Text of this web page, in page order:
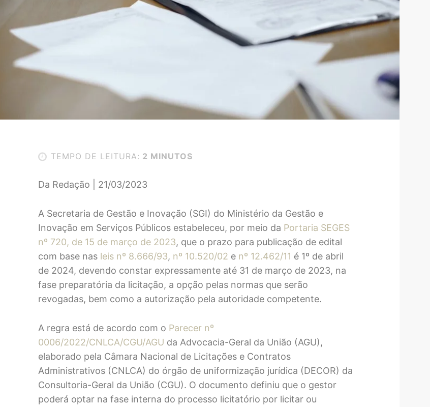
TEMPO DE LEITURA: 2 MINUTOS
Da Redação | 21/03/2023
A Secretaria de Gestão e Inovação (SGI) do Ministério da Gestão e
Inovação em Serviços Públicos estabeleceu, por meio da Portaria SEGES
nº 720, de 15 de março de 2023, que o prazo para publicação de edital
com base nas leis nº 8.666/93, nº 10.520/02 e nº 12.462/11 é 1º de abril
de 2024, devendo constar expressamente até 31 de março de 2023, na
fase preparatória da licitação, a opção pelas normas que serão
revogadas, bem como a autorização pela autoridade competente.
A regra está de acordo com o Parecer nº
0006/2022/CNLCA/CGU/AGU da Advocacia-Geral da União (AGU),
elaborado pela Câmara Nacional de Licitações e Contratos
Administrativos (CNLCA) do órgão de uniformização jurídica (DECOR) da
Consultoria-Geral da União (CGU). O documento definiu que o gestor
poderá optar na fase interna do processo licitatório por licitar ou